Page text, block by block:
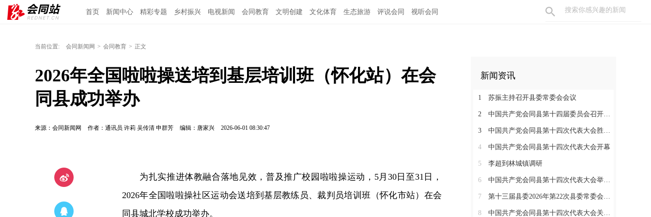
首页 新闻中心 精彩专题 乡村振兴 电视新闻 会同教育 文明创建 文化体育 生态旅游 评说会同 视听会同
当前位置: 会同新闻网 > 会同教育 > 正文
2026年全国啦啦操送培到基层培训班（怀化站）在会
同县成功举办
来源：会同新闻网 作者：通讯员 许莉 吴传清 申群芳 编辑：唐家兴 2026-06-01 08:30:47
为扎实推进体教融合落地见效，普及推广校园啦啦操运动，5月30日至31日，
2026年全国啦啦操社区运动会送培到基层教练员、裁判员培训班（怀化市站）在会
同县城北学校成功举办。
新闻资讯
1 苏振主持召开县委常委会会议
2 中国共产党会同县第十四届委员会召开第一次全体会议
3 中国共产党会同县第十四次代表大会胜利闭幕
4 中国共产党会同县第十四次代表大会开幕
5 李超到林城镇调研
6 中国共产党会同县第十四次代表大会举行严肃换届纪律专题培训会
7 第十三届县委2026年第22次县委常委会会议召开
8 中国共产党会同县第十四次代表大会关于中共会同县第十三届委员会报告的决议